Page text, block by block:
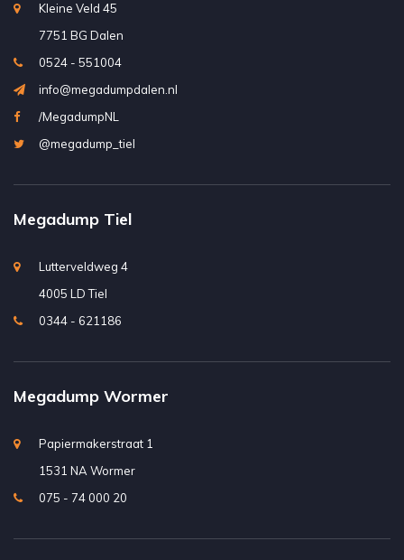
Kleine Veld 45
7751 BG Dalen
0524 - 551004
info@megadumpdalen.nl
/MegadumpNL
@megadump_tiel
Megadump Tiel
Lutterveldweg 4
4005 LD Tiel
0344 - 621186
Megadump Wormer
Papiermakerstraat 1
1531 NA Wormer
075 - 74 000 20